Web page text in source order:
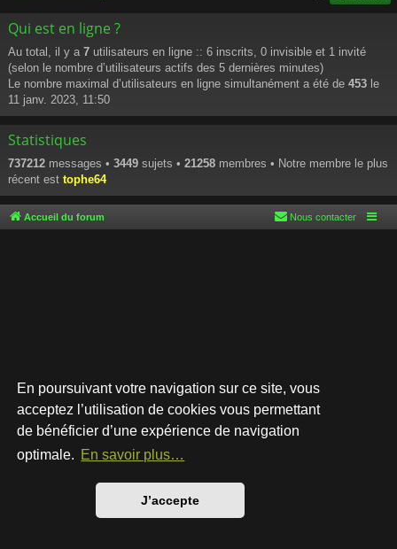
En poursuivant votre navigation sur ce site, vous
acceptez l’utilisation de cookies vous permettant
de bénéficier d’une expérience de navigation
optimale. En savoir plus…
J’accepte
Qui est en ligne ?
Au total, il y a 7 utilisateurs en ligne :: 6 inscrits, 0 invisible et 1 invité
(selon le nombre d’utilisateurs actifs des 5 dernières minutes)
Le nombre maximal d’utilisateurs en ligne simultanément a été de 453 le
11 janv. 2023, 11:50
Statistiques
737212 messages • 3449 sujets • 21258 membres • Notre membre le plus
récent est tophe64
Accueil du forum Nous contacter
Développé parphpBB® Forum Software © phpBB Limited
Style par
Traduction française officielle